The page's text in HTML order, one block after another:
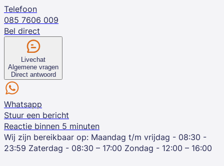
Telefoon
085 7606 009
Bel direct
Livechat
Algemene vragen
Direct antwoord
Whatsapp
Stuur een bericht
Reactie binnen 5 minuten
Wij zijn bereikbaar op: Maandag t/m vrijdag - 08:30 -
23:59 Zaterdag - 08:30 – 17:00 Zondag - 12:00 – 16:00